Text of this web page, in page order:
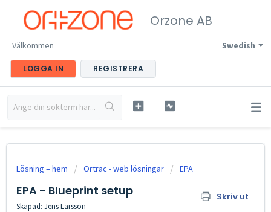
Orzone AB
Swedish
Välkommen
LOGGA IN REGISTRERA
Lösning – hem Ortrac - web lösningar EPA
EPA - Blueprint setup Skriv ut
Skapad: Jens Larsson